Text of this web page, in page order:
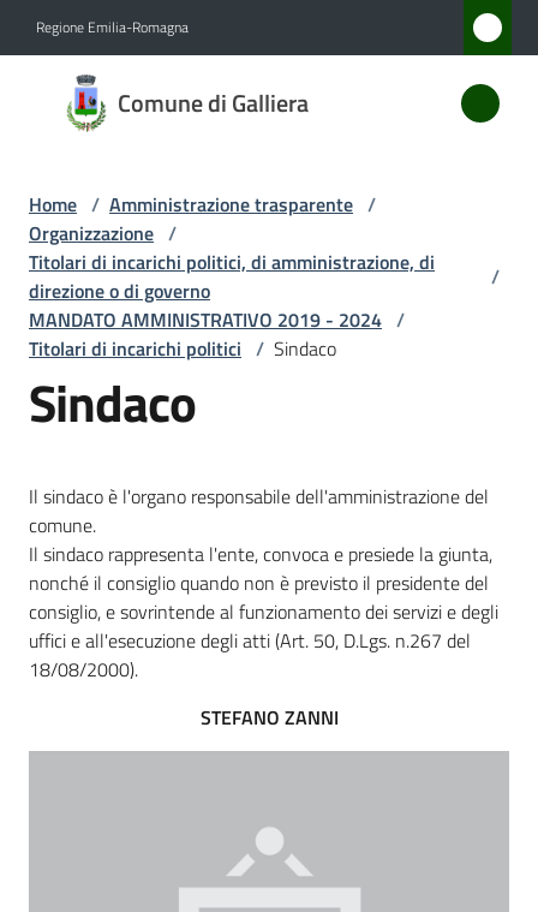
Regione Emilia-Romagna
Comune di Galliera
Comune
di
Amministrazione
Menu selezionato
Novità
Servizi
Galliera
Amministrazione
Trasparente
gli
Home / Amministrazione trasparente /
Organizzazione /
Titolari di incarichi politici, di amministrazione, di
direzione o di governo
/
MANDATO AMMINISTRATIVO 2019 - 2024 /
Titolari di incarichi politici / Sindaco
Sindaco
Il sindaco è l'organo responsabile dell'amministrazione del
comune.
Il sindaco rappresenta l'ente, convoca e presiede la giunta,
nonché il consiglio quando non è previsto il presidente del
consiglio, e sovrintende al funzionamento dei servizi e degli
uffici e all'esecuzione degli atti (Art. 50, D.Lgs. n.267 del
18/08/2000).
STEFANO ZANNI